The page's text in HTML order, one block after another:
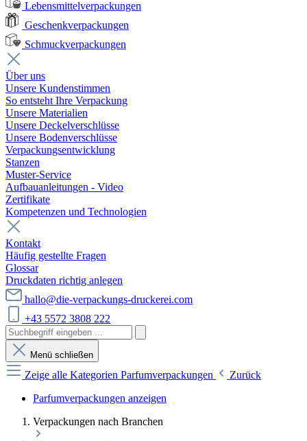
Lebensmittelverpackungen
Geschenkverpackungen
Schmuckverpackungen
Über uns
Unsere Kundenstimmen
So entsteht Ihre Verpackung
Unsere Materialien
Unsere Deckelverschlüsse
Unsere Bodenverschlüsse
Verpackungsentwicklung
Stanzen
Muster-Service
Aufbauanleitungen - Video
Zertifikate
Kompetenzen und Technologien
Kontakt
Häufig gestellte Fragen
Glossar
Druckdaten richtig anlegen
hallo@die-verpackungs-druckerei.com
+43 5572 3808 222
Menü schließen
Zeige alle Kategorien Parfumverpackungen
Zurück
Parfumverpackungen anzeigen
Verpackungen nach Branchen